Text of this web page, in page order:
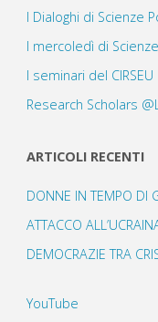
I Dialoghi di Scienze
I mercoledì di
I seminari del CIRSEU
Research Scholars
ARTICOLI RECENTI
DONNE IN TEMPO DI
ATTACCO
DEMOCRAZIE TRA
YouTube